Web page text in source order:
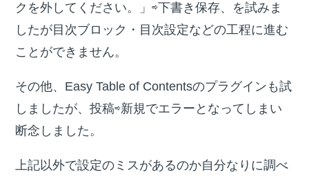
クを外してください。」⇨下書き保存、を試みま
したが目次ブロック・目次設定などの工程に進む
ことができません。
その他、Easy Table of Contentsのプラグインも試
しましたが、投稿⇨新規でエラーとなってしまい
断念しました。
上記以外で設定のミスがあるのか自分なりに調べ